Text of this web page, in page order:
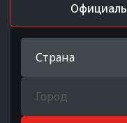
Страна
Город